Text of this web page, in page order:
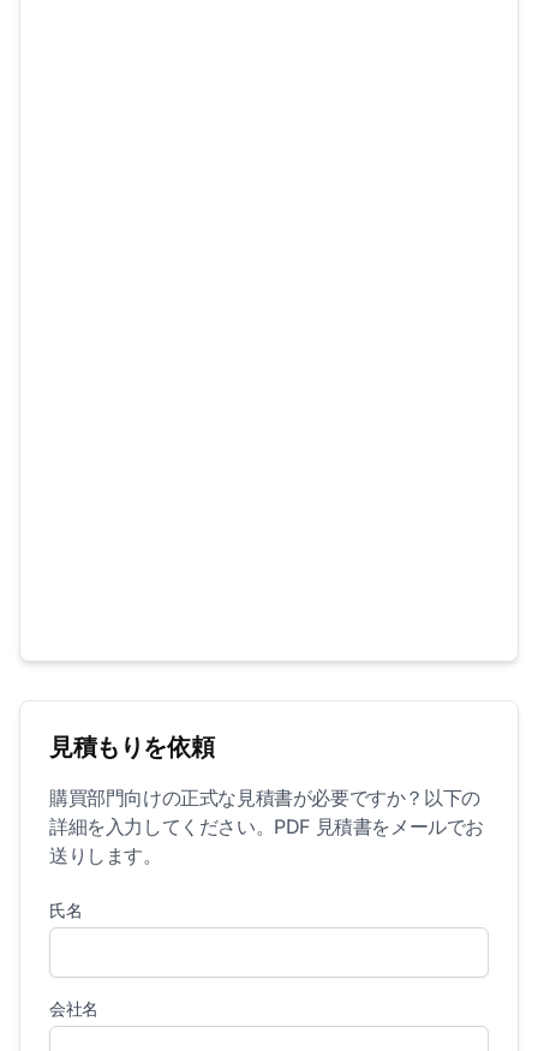
見積もりを依頼
購買部門向けの正式な見積書が必要ですか？以下の
詳細を入力してください。PDF 見積書をメールでお
送りします。
氏名
会社名